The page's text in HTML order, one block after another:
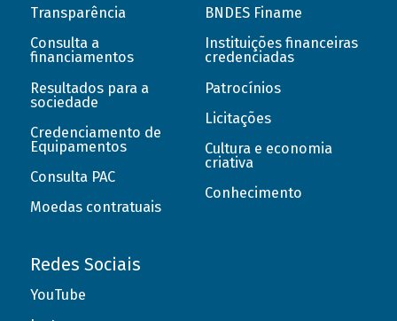
Transparência
Consulta a
financiamentos
Resultados para a
sociedade
Credenciamento de
Equipamentos
Consulta PAC
Moedas contratuais
BNDES Finame
Instituições financeiras
credenciadas
Patrocínios
Licitações
Cultura e economia
criativa
Conhecimento
Redes Sociais
YouTube